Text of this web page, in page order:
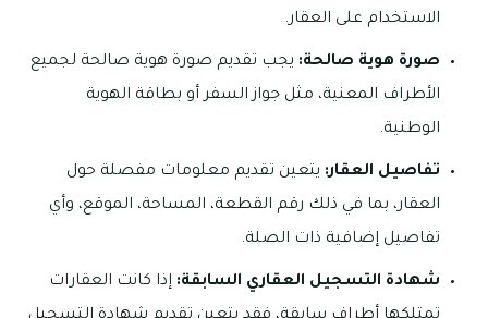
الاستخدام على العقار.
صورة هوية صالحة: يجب تقديم صورة هوية صالحة لجميع
الأطراف المعنية، مثل جواز السفر أو بطاقة الهوية
الوطنية.
تفاصيل العقار: يتعين تقديم معلومات مفصلة حول
العقار، بما في ذلك رقم القطعة، المساحة، الموقع، وأي
تفاصيل إضافية ذات الصلة.
شهادة التسجيل العقاري السابقة: إذا كانت العقارات